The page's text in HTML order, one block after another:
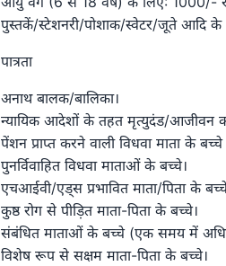
पुस्तकें/स्टेशनरी/पोशाक/स्वेटर/जूते आदि के
पात्रता
अनाथ बालक/बालिका।
न्यायिक आदेशों के तहत मृत्युदंड/आजीवन
पेंशन प्राप्त करने वाली विधवा माता के
पुनर्विवाहित विधवा माताओं के बच्चे।
एचआईवी/एड्स प्रभावित माता/पिता के
कुष्ठ रोग से पीड़ित माता-पिता के बच्चे।
संबंधित माताओं के बच्चे (एक समय में
विशेष रूप से सक्षम माता-पिता के बच्चे।